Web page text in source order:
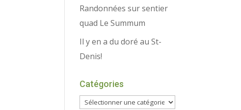
Randonnées sur sentier
quad Le Summum
Il y en a du doré au St-
Denis!
Catégories